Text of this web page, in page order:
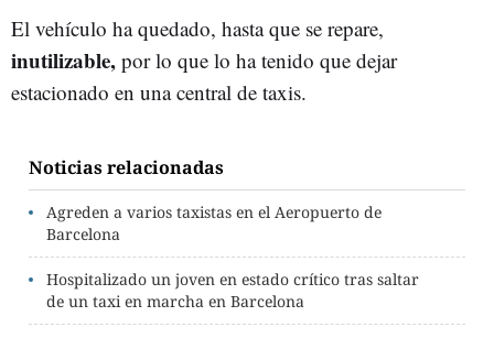
El vehículo ha quedado, hasta que se repare,
inutilizable, por lo que lo ha tenido que dejar
estacionado en una central de taxis.
Noticias relacionadas
Agreden a varios taxistas en el Aeropuerto de
Barcelona
Hospitalizado un joven en estado crítico tras saltar
de un taxi en marcha en Barcelona